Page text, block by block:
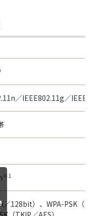
／IEEE802.11g／
※1
／128bit）、WPA-PSK（